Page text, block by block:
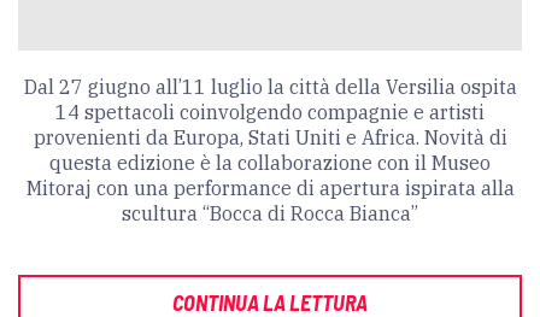
Dal 27 giugno all’11 luglio la città della Versilia ospita
14 spettacoli coinvolgendo compagnie e artisti
provenienti da Europa, Stati Uniti e Africa. Novità di
questa edizione è la collaborazione con il Museo
Mitoraj con una performance di apertura ispirata alla
scultura “Bocca di Rocca Bianca”
CONTINUA LA LETTURA